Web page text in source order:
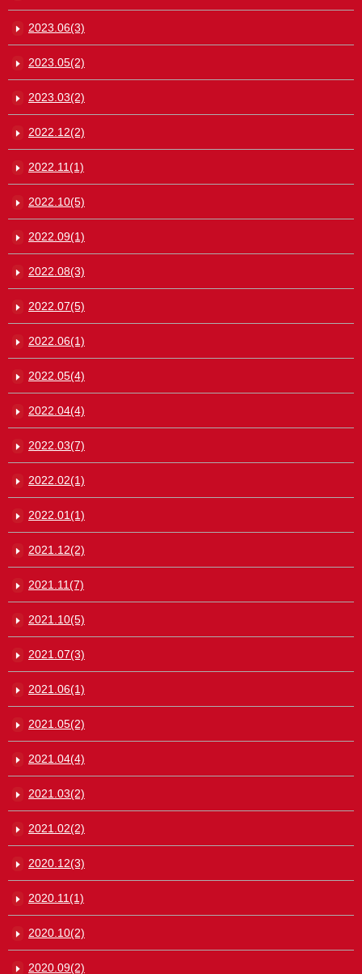
2023.06(3)
2023.05(2)
2023.03(2)
2022.12(2)
2022.11(1)
2022.10(5)
2022.09(1)
2022.08(3)
2022.07(5)
2022.06(1)
2022.05(4)
2022.04(4)
2022.03(7)
2022.02(1)
2022.01(1)
2021.12(2)
2021.11(7)
2021.10(5)
2021.07(3)
2021.06(1)
2021.05(2)
2021.04(4)
2021.03(2)
2021.02(2)
2020.12(3)
2020.11(1)
2020.10(2)
2020.09(2)